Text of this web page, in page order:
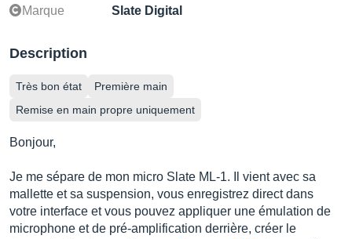
Marque Slate Digital
Description
Très bon état
Première main
Remise en main propre uniquement
Bonjour,
Je me sépare de mon micro Slate ML-1. Il vient avec sa
mallette et sa suspension, vous enregistrez direct dans
votre interface et vous pouvez appliquer une émulation de
microphone et de pré-amplification derrière, créer le